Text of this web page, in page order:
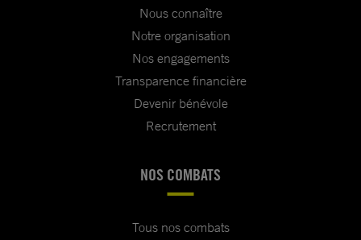
Nous connaître
Notre organisation
Nos engagements
Transparence financière
Devenir bénévole
Recrutement
NOS COMBATS
Tous nos combats